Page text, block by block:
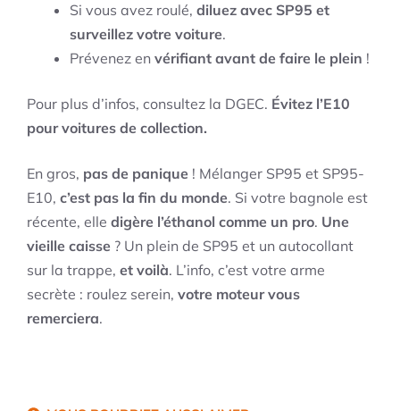
Si vous avez roulé, diluez avec SP95 et
surveillez votre voiture.
Prévenez en vérifiant avant de faire le plein !
Pour plus d’infos, consultez la DGEC. Évitez l’E10
pour voitures de collection.
En gros, pas de panique ! Mélanger SP95 et SP95-
E10, c’est pas la fin du monde. Si votre bagnole est
récente, elle digère l’éthanol comme un pro. Une
vieille caisse ? Un plein de SP95 et un autocollant
sur la trappe, et voilà. L’info, c’est votre arme
secrète : roulez serein, votre moteur vous
remerciera.